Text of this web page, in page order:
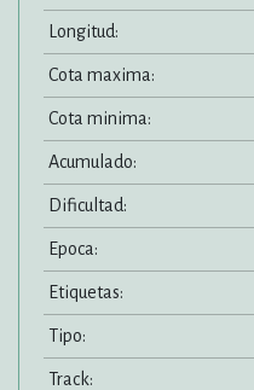
Longitud:
Cota maxima:
Cota minima:
Acumulado:
Dificultad:
Epoca:
Etiquetas:
Tipo:
Track: